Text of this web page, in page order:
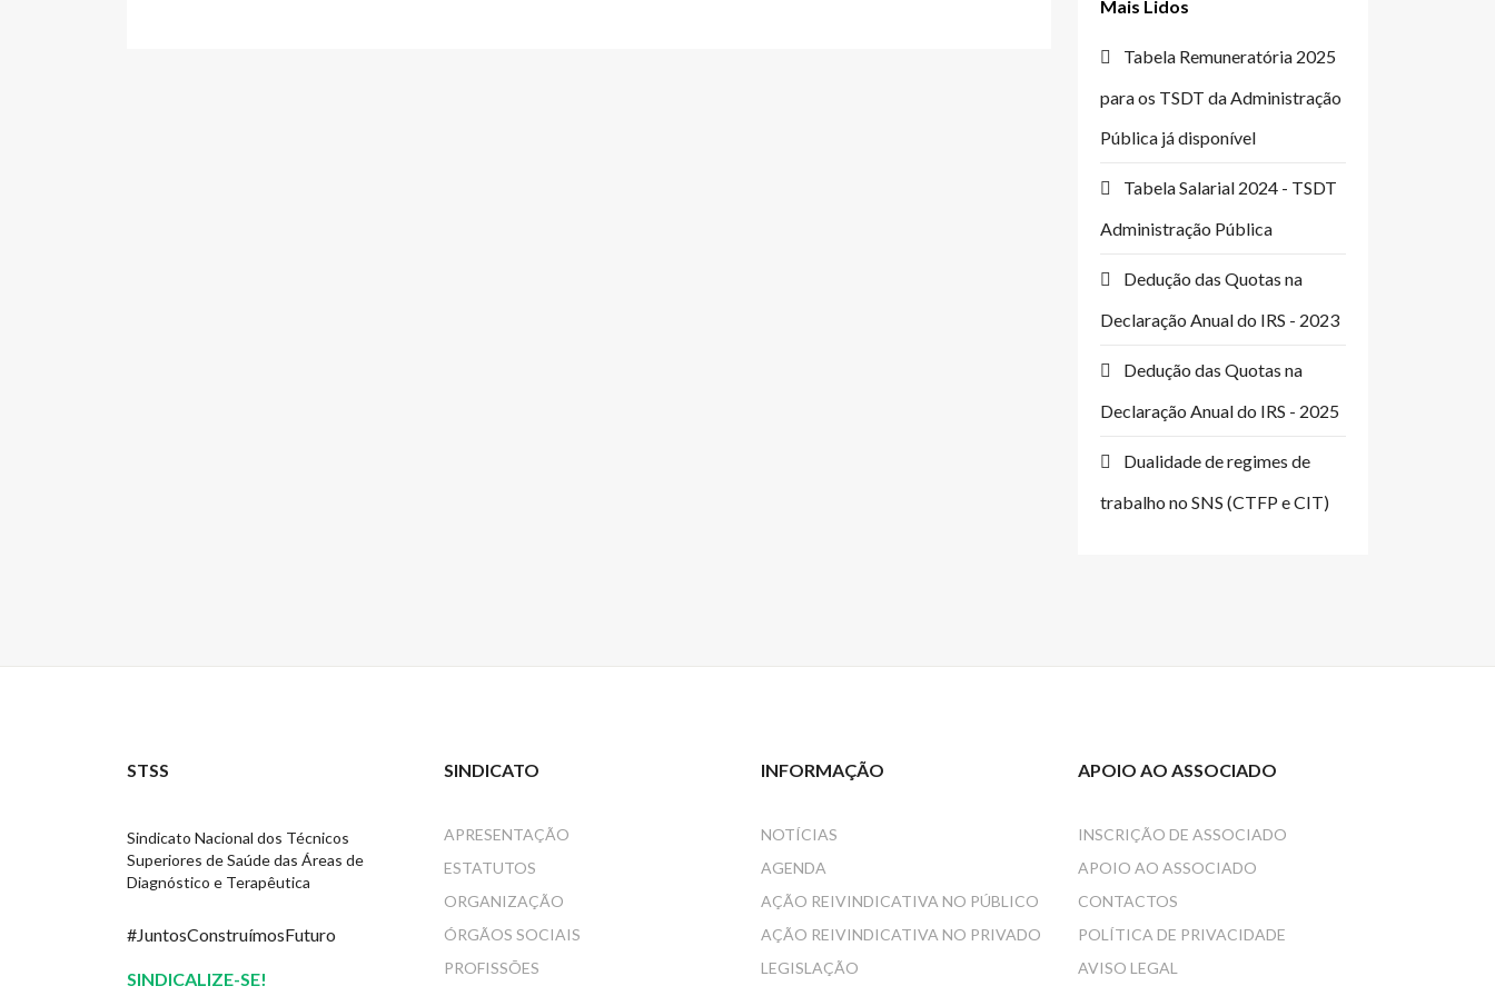
Mais Lidos
Tabela Remuneratória 2025
para os TSDT da Administração
Pública já disponível
Tabela Salarial 2024 - TSDT
Administração Pública
Dedução das Quotas na
Declaração Anual do IRS - 2023
Dedução das Quotas na
Declaração Anual do IRS - 2025
Dualidade de regimes de
trabalho no SNS (CTFP e CIT)
STSS
Sindicato Nacional dos Técnicos
Superiores de Saúde das Áreas de
Diagnóstico e Terapêutica
#JuntosConstruímosFuturo
SINDICALIZE-SE!
SINDICATO
APRESENTAÇÃO
ESTATUTOS
ORGANIZAÇÃO
ÓRGÃOS SOCIAIS
PROFISSÕES
INFORMAÇÃO
NOTÍCIAS
AGENDA
AÇÃO REIVINDICATIVA NO PÚBLICO
AÇÃO REIVINDICATIVA NO PRIVADO
LEGISLAÇÃO
APOIO AO ASSOCIADO
INSCRIÇÃO DE ASSOCIADO
APOIO AO ASSOCIADO
CONTACTOS
POLÍTICA DE PRIVACIDADE
AVISO LEGAL